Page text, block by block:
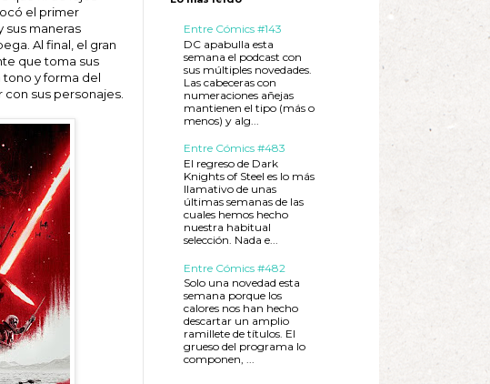
el primer
sus maneras
Al final, el gran
que toma sus
y forma del
sus personajes.
Entre Cómics #143
DC apabulla esta
semana el podcast con
sus múltiples novedades.
Las cabeceras con
numeraciones añejas
mantienen el tipo (más o
menos) y alg...
Entre Cómics #483
El regreso de Dark
Knights of Steel es lo más
llamativo de unas
últimas semanas de las
cuales hemos hecho
nuestra habitual
selección. Nada e...
Entre Cómics #482
Solo una novedad esta
semana porque los
calores nos han hecho
descartar un amplio
ramillete de títulos. El
grueso del programa lo
componen, ...